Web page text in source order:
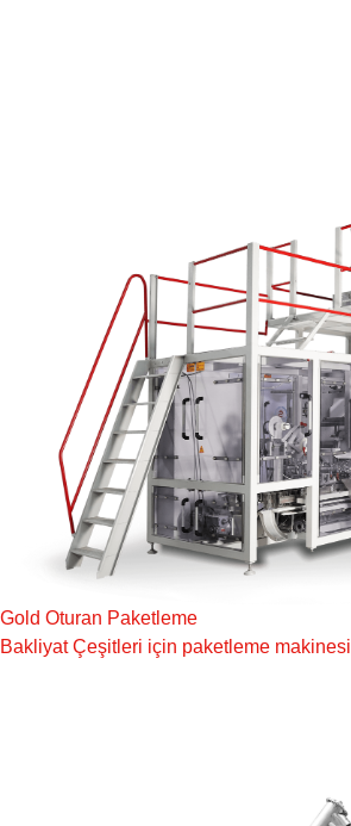
Gold Oturan Paketleme
Bakliyat Çeşitleri için paketleme makinesi